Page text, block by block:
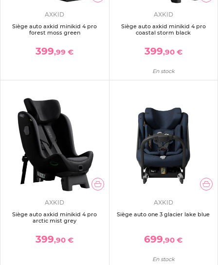
AXKID
Siège auto axkid minikid 4 pro
forest moss green
399,99 €
AXKID
Siège auto axkid minikid 4 pro
coastal storm black
399,90 €
En stock
AXKID
Siège auto axkid minikid 4 pro
arctic mist grey
399,90 €
AXKID
Siège auto one 3 glacier lake blue
699,90 €
En stock